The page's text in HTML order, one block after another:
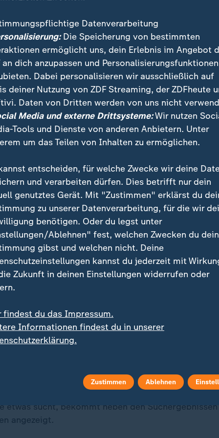
bestätigte die Personalie auf dpa-
liefen innerhalb der Bundesregierung
Nord-Süd-Kommission soll zeitnah -
werden", erklärte eine Sprecherin.
soll globales Netzwerk
Kommission dient dem Bericht zufolge eine
Bundeskanzler Willy Brandt Ende der
Kommission war von Union undSPDim
es:
die bilateralen Beziehungen zu
des Globalen Südens
Netzwerk ausbauen. Um
zu thematisieren, werden wir
Kommission gründen.
Union und SPD
in eigener Sache
- jetzt als bevorzugte Quelle bei Google
etwas sucht, bekommt neben den
angezeigt.
Datenverarbeitung
Die Speicherung von bestimmten
ermöglicht uns, dein Erlebnis im Angebot
an dich anzupassen und Personalisierungsfunktionen
Dabei personalisieren wir ausschließlich auf
deiner Nutzung von ZDF Streaming, der ZDFheute
Daten von Dritten werden von uns nicht
Media und externe Drittsysteme:Wir nutzen
Tools und Dienste von anderen Anbietern. Unter
um das Teilen von Inhalten zu ermöglichen.
entscheiden, für welche Zwecke wir deine
und verarbeiten dürfen. Dies betrifft nur dein
genutztes Gerät. Mit "Zustimmen" erklärst du
zu unserer Datenverarbeitung, für die wir
benötigen. Oder du legst unter
Ablehnen" fest, welchen Zwecken du
gibst und welchen nicht. Deine
kannst du jederzeit mit
Zukunft in deinen Einstellungen widerrufen oder
findest du das Impressum.
Informationen findest du in unserer
Zustimmen Ablehnen